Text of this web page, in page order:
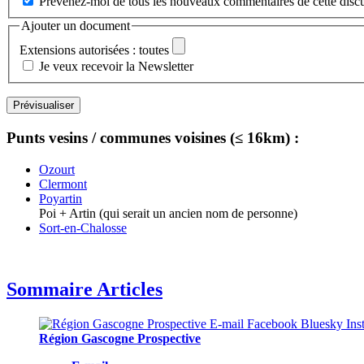
Ajouter un document
Extensions autorisées : toutes
Je veux recevoir la Newsletter
Punts vesins / communes voisines (≤ 16km) :
Ozourt
Clermont
Poyartin
Poi + Artin (qui serait un ancien nom de personne)
Sort-en-Chalosse
Sommaire Articles
Région Gascogne Prospective